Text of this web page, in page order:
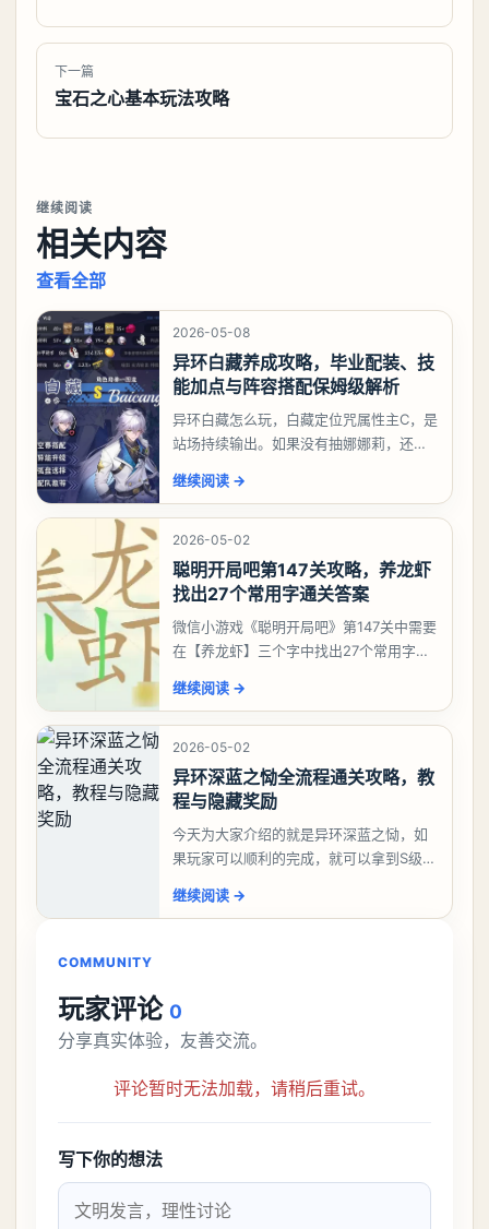
下一篇
宝石之心基本玩法攻略
继续阅读
相关内容
查看全部
2026-05-08
异环白藏养成攻略，毕业配装、技
能加点与阵容搭配保姆级解析
异环白藏怎么玩，白藏定位咒属性主C，是
站场持续输出。如果没有抽娜娜莉，还没
有娜娜莉缺另外一个二队C想打深渊也可以
考虑养个白藏
继续阅读 →
2026-05-02
聪明开局吧第147关攻略，养龙虾
找出27个常用字通关答案
微信小游戏《聪明开局吧》第147关中需要
在【养龙虾】三个字中找出27个常用字，
大、夫、夰、巾、中、虫、下、虾、卜、
囗、吓、卟、
继续阅读 →
2026-05-02
异环深蓝之恸全流程通关攻略，教
程与隐藏奖励
今天为大家介绍的就是异环深蓝之恸，如
果玩家可以顺利的完成，就可以拿到S级弧
比较高的，对于那些新手玩家并不建议直
继续阅读 →
COMMUNITY
玩家评论 0
分享真实体验，友善交流。
评论暂时无法加载，请稍后重试。
写下你的想法